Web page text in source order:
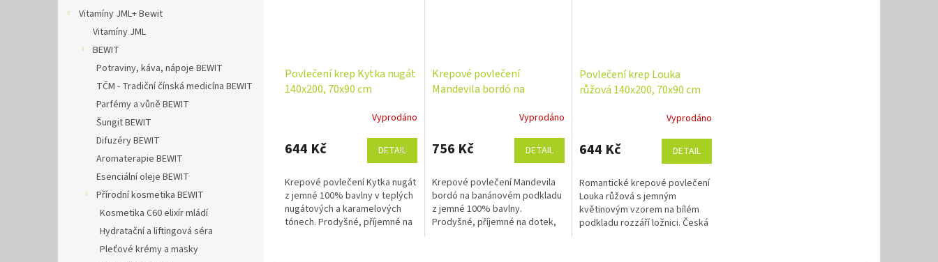
Vitamíny JML+ Bewit
Vitamíny JML
BEWIT
Potraviny, káva, nápoje BEWIT
TČM - Tradiční čínská medicína BEWIT
Parfémy a vůně BEWIT
Šungit BEWIT
Difuzéry BEWIT
Aromaterapie BEWIT
Esenciální oleje BEWIT
Přírodní kosmetika BEWIT
Kosmetika C60 elixír mládí
Hydratační a liftingová séra
Pleťové krémy a masky
Povlečení krep Kytka nugát
140x200, 70x90 cm
Vyprodáno
644 Kč DETAIL
Krepové povlečení Kytka nugát
z jemné 100% bavlny v teplých
nugátových a karamelových
tónech. Prodyšné, příjemné na
Krepové povlečení
Mandevila bordó na
Vyprodáno
756 Kč DETAIL
Krepové povlečení Mandevila
bordó na banánovém podkladu
z jemné 100% bavlny.
Prodyšné, příjemné na dotek,
Povlečení krep Louka
růžová 140x200, 70x90 cm
Vyprodáno
644 Kč DETAIL
Romantické krepové povlečení
Louka růžová s jemným
květinovým vzorem na bílém
podkladu rozzáří ložnici. Česká